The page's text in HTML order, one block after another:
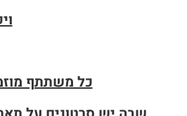
כל משתתף